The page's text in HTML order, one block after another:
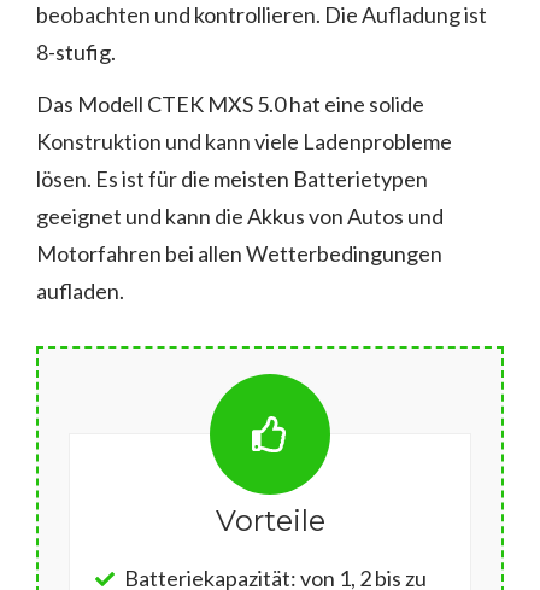
beobachten und kontrollieren. Die Aufladung ist
8-stufig.
Das Modell CTEK MXS 5.0 hat eine solide
Konstruktion und kann viele Ladenprobleme
lösen. Es ist für die meisten Batterietypen
geeignet und kann die Akkus von Autos und
Motorfahren bei allen Wetterbedingungen
aufladen.
Vorteile
Batteriekapazität: von 1, 2 bis zu